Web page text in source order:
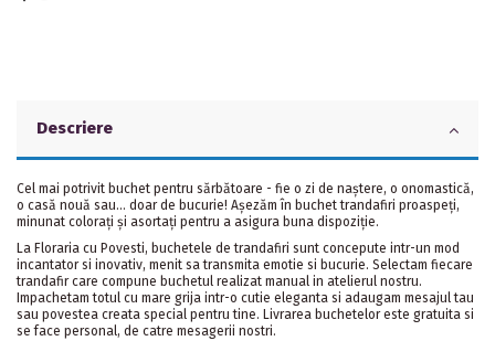
Descriere
Cel mai potrivit buchet pentru sărbătoare - fie o zi de naștere, o onomastică,
o casă nouă sau... doar de bucurie! Așezăm în buchet trandafiri proaspeți,
minunat colorați și asortați pentru a asigura buna dispoziție.
La Floraria cu Povesti, buchetele de trandafiri sunt concepute intr-un mod
incantator si inovativ, menit sa transmita emotie si bucurie. Selectam fiecare
trandafir care compune buchetul realizat manual in atelierul nostru.
Impachetam totul cu mare grija intr-o cutie eleganta si adaugam mesajul tau
sau povestea creata special pentru tine. Livrarea buchetelor este gratuita si
se face personal, de catre mesagerii nostri.